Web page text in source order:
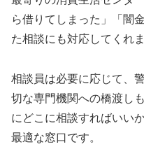
ら借りてしまった」「闇
た相談にも対応してくれま
相談員は必要に応じて、
切な専門機関への橋渡し
にどこに相談すればいい
最適な窓口です。